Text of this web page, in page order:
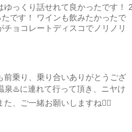
ゆっくり話せれて良かったです！
です！ ワインも飲みたかったで
ョコレートディスコでノリノリ
前乗り、乗り合いありがとうござ
泉♨️に連れて行って頂き、ニヤけ
、ご一緒お願いしますね🙇‍♂️